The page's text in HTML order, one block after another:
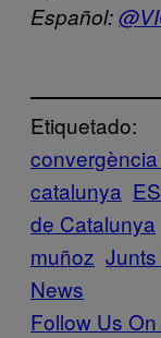
Español:
Etiquetado:
catalunya
de Catalunya
muñoz
News
Follow Us